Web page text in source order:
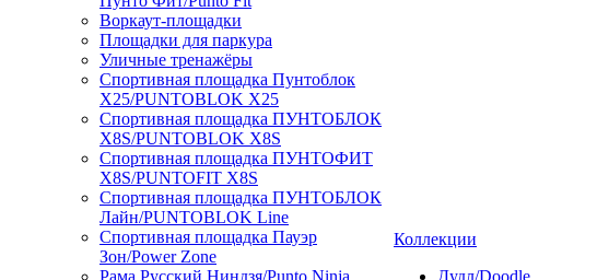
Воркаут-площадки
Площадки для паркура
Уличные тренажёры
Спортивная площадка Пунтоблок
Х25/PUNTOBLOK X25
Спортивная площадка ПУНТОБЛОК
X8S/PUNTOBLOK X8S
Спортивная площадка ПУНТОФИТ
X8S/PUNTOFIT X8S
Спортивная площадка ПУНТОБЛОК
Лайн/PUNTOBLOK Line
Спортивная площадка Пауэр
Зон/Power Zone
Рама Русский Ниндзя/Punto Ninja
Коллекции
Дудл/Doodle